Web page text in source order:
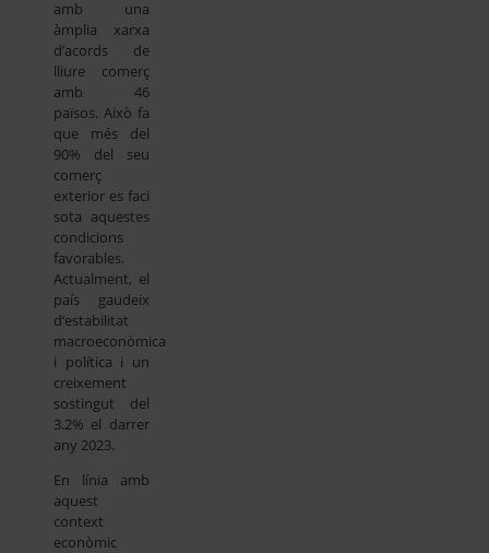
amb una
àmplia xarxa
d’acords de
lliure comerç
amb 46
països. Això fa
que més del
90% del seu
comerç
exterior es faci
sota aquestes
condicions
favorables.
Actualment, el
país gaudeix
d’estabilitat
macroeconòmica
i política i un
creixement
sostingut del
3.2% el darrer
any 2023.
En línia amb
aquest
context
econòmic